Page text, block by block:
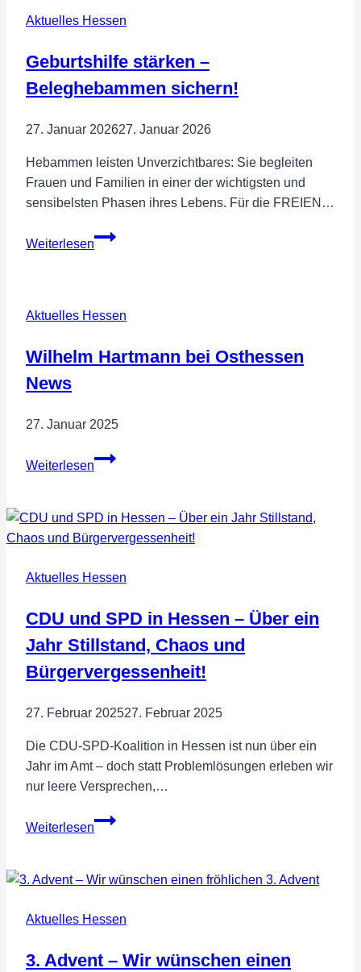
für
&
Forst
Aktuelles Hessen
Geburtshilfe stärken –
Beleghebammen sichern!
27. Januar 202627. Januar 2026
Hebammen leisten Unverzichtbares: Sie begleiten
Frauen und Familien in einer der wichtigsten und
sensibelsten Phasen ihres Lebens. Für die FREIEN…
Weiterlesen
Geburtshilfe
sichern!
Aktuelles Hessen
Wilhelm Hartmann bei Osthessen
News
27. Januar 2025
Weiterlesen
Wilhelm
Osthessen
News
Aktuelles Hessen
CDU und SPD in Hessen – Über ein
Jahr Stillstand, Chaos und
Bürgervergessenheit!
27. Februar 202527. Februar 2025
Die CDU-SPD-Koalition in Hessen ist nun über ein
Jahr im Amt – doch statt Problemlösungen erleben wir
nur leere Versprechen,…
Weiterlesen
CDU
in
–
ein
Aktuelles Hessen
3. Advent – Wir wünschen einen